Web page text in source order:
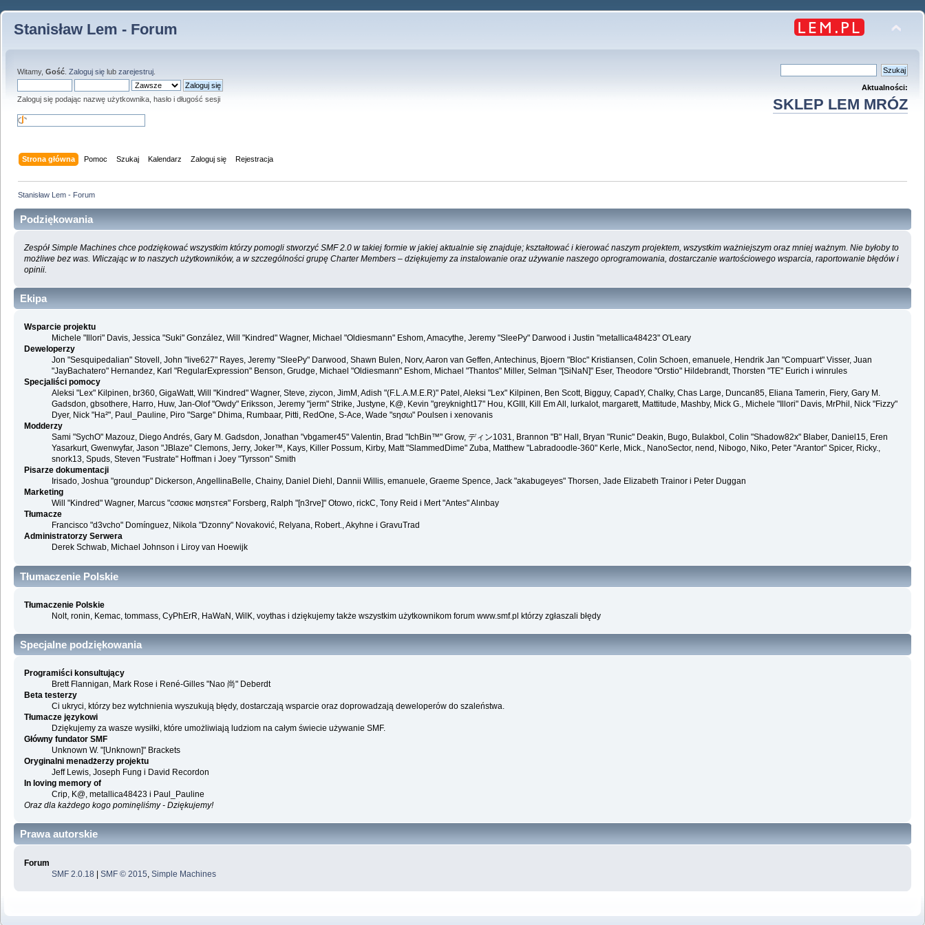
Stanisław Lem - Forum
Witamy, Gość Zaloguj się lub zarejestruj
Zaloguj się podając nazwę użytkownika, hasło i długość sesji
Aktualności:
SKLEP LEM MRÓZ
Strona główna Pomoc Szukaj Kalendarz Zaloguj się Rejestracja
Stanisław Lem - Forum
Podziękowania
Zespół Simple Machines chce podziękować wszystkim którzy pomogli stworzyć SMF 2.0 w takiej formie w jakiej aktualnie się znajduje; kształtować i kierować naszym projektem, wszystkim ważniejszym oraz mniej ważnym. Nie byłoby to
możliwe bez was. Wliczając w to naszych użytkowników, a w szczególności grupę Charter Members – dziękujemy za instalowanie oraz używanie naszego oprogramowania, dostarczanie wartościowego wsparcia, raportowanie błędów i
opinii.
Ekipa
Wsparcie projektu
Michele "Illori" Davis, Jessica "Suki" González, Will "Kindred" Wagner, Michael "Oldiesmann" Eshom, Amacythe, Jeremy "SleePy" Darwood i Justin "metallica48423" O'Leary
Deweloperzy
Jon "Sesquipedalian" Stovell, John "live627" Rayes, Jeremy "SleePy" Darwood, Shawn Bulen, Norv, Aaron van Geffen, Antechinus, Bjoern "Bloc" Kristiansen, Colin Schoen, emanuele, Hendrik Jan "Compuart" Visser, Juan
"JayBachatero" Hernandez, Karl "RegularExpression" Benson, Grudge, Michael "Oldiesmann" Eshom, Michael "Thantos" Miller, Selman "[SiNaN]" Eser, Theodore "Orstio" Hildebrandt, Thorsten "TE" Eurich i winrules
Specjaliści pomocy
Aleksi "Lex" Kilpinen, br360, GigaWatt, Will "Kindred" Wagner, Steve, ziycon, JimM, Adish "(F.L.A.M.E.R)" Patel, Aleksi "Lex" Kilpinen, Ben Scott, Bigguy, CapadY, Chalky, Chas Large, Duncan85, Eliana Tamerin, Fiery, Gary M.
Gadsdon, gbsothere, Harro, Huw, Jan-Olof "Owdy" Eriksson, Jeremy "jerm" Strike, Justyne, K@, Kevin "greyknight17" Hou, KGIII, Kill Em All, lurkalot, margarett, Mattitude, Mashby, Mick G., Michele "Illori" Davis, MrPhil, Nick "Fizzy"
Dyer, Nick "Ha²", Paul_Pauline, Piro "Sarge" Dhima, Rumbaar, Pitti, RedOne, S-Ace, Wade "sησω" Poulsen i xenovanis
Modderzy
Sami "SychO" Mazouz, Diego Andrés, Gary M. Gadsdon, Jonathan "vbgamer45" Valentin, Brad "IchBin™" Grow, ディン1031, Brannon "B" Hall, Bryan "Runic" Deakin, Bugo, Bulakbol, Colin "Shadow82x" Blaber, Daniel15, Eren
Yasarkurt, Gwenwyfar, Jason "JBlaze" Clemons, Jerry, Joker™, Kays, Killer Possum, Kirby, Matt "SlammedDime" Zuba, Matthew "Labradoodle-360" Kerle, Mick., NanoSector, nend, Nibogo, Niko, Peter "Arantor" Spicer, Ricky.,
snork13, Spuds, Steven "Fustrate" Hoffman i Joey "Tyrsson" Smith
Pisarze dokumentacji
Irisado, Joshua "groundup" Dickerson, AngellinaBelle, Chainy, Daniel Diehl, Dannii Willis, emanuele, Graeme Spence, Jack "akabugeyes" Thorsen, Jade Elizabeth Trainor i Peter Duggan
Marketing
Will "Kindred" Wagner, Marcus "cσσкιє мσηѕтєя" Forsberg, Ralph "[n3rve]" Otowo, rickC, Tony Reid i Mert "Antes" Alınbay
Tłumacze
Francisco "d3vcho" Domínguez, Nikola "Dzonny" Novaković, Relyana, Robert., Akyhne i GravuTrad
Administratorzy Serwera
Derek Schwab, Michael Johnson i Liroy van Hoewijk
Tłumaczenie Polskie
Tłumaczenie Polskie
Nolt, ronin, Kemac, tommass, CyPhErR, HaWaN, WilK, voythas i dziękujemy także wszystkim użytkownikom forum www.smf.pl którzy zgłaszali błędy
Specjalne podziękowania
Programiści konsultujący
Brett Flannigan, Mark Rose i René-Gilles "Nao 尚" Deberdt
Beta testerzy
Ci ukryci, którzy bez wytchnienia wyszukują błędy, dostarczają wsparcie oraz doprowadzają deweloperów do szaleństwa.
Tłumacze językowi
Dziękujemy za wasze wysiłki, które umożliwiają ludziom na całym świecie używanie SMF.
Główny fundator SMF
Unknown W. "[Unknown]" Brackets
Oryginalni menadżerzy projektu
Jeff Lewis, Joseph Fung i David Recordon
In loving memory of
Crip, K@, metallica48423 i Paul_Pauline
Oraz dla każdego kogo pominęliśmy - Dziękujemy!
Prawa autorskie
Forum
SMF 2.0.18 | SMF © 2015 Simple Machines